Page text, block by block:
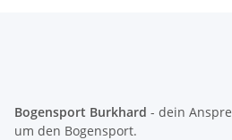
Bogensport Burkhard - dein
um den Bogensport.